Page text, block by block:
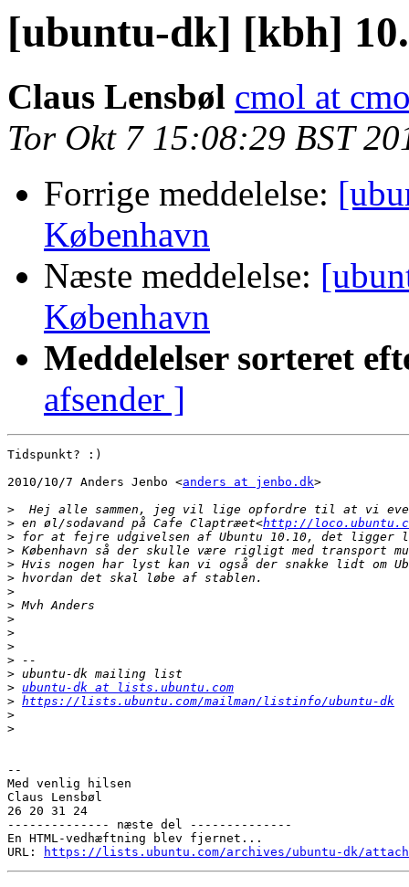
[ubuntu-dk] [kbh]
Claus Lensbøl cmol at
Tor Okt 7 15:08:29 BST
Forrige meddelelse:
København
Næste meddelelse:
København
Meddelelser sorteret
afsender ]
Tidspunkt? :)
2010/10/7 Anders Jenbo <anders at jenbo.dk>
>
> en øl/sodavand på Cafe Claptræet<http://
>
>
>
>
>
>
>
>
>
>
>
> ubuntu-dk at lists.ubuntu.com
> https://lists.ubuntu.com/mailman/listinfo/ubuntu-dk
>
>
--
Med venlig hilsen
Claus Lensbøl
26 20 31 24
-------------- næste del --------------
En HTML-vedhæftning blev fjernet...
URL:
https://lists.ubuntu.com/archives/ubuntu-dk/